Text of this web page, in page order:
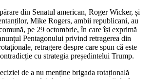
din Senatul american, Roger Wicker, și
Mike Rogers, ambii republicani, au
pe 29 octombrie, în care își exprimă
Pentagonului privind retragerea din
retragere despre care spun că este
cu strategia președintelui Trump.
de a nu menține brigada rotațională